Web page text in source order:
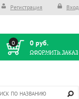
Регистрация Вход
0 0 руб.
ОФОРМИТЬ ЗАКАЗ